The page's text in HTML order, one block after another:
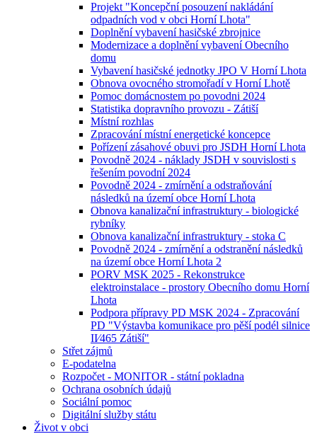
Projekt "Koncepční posouzení nakládání
odpadních vod v obci Horní Lhota"
Doplnění vybavení hasičské zbrojnice
Modernizace a doplnění vybavení Obecního
domu
Vybavení hasičské jednotky JPO V Horní Lhota
Obnova ovocného stromořadí v Horní Lhotě
Pomoc domácnostem po povodni 2024
Statistika dopravního provozu - Zátiší
Místní rozhlas
Zpracování místní energetické koncepce
Pořízení zásahové obuvi pro JSDH Horní Lhota
Povodně 2024 - náklady JSDH v souvislosti s
řešením povodní 2024
Povodně 2024 - zmírnění a odstraňování
následků na území obce Horní Lhota
Obnova kanalizační infrastruktury - biologické
rybníky
Obnova kanalizační infrastruktury - stoka C
Povodně 2024 - zmírnění a odstranění následků
na území obce Horní Lhota 2
PORV MSK 2025 - Rekonstrukce
elektroinstalace - prostory Obecního domu Horní
Lhota
Podpora přípravy PD MSK 2024 - Zpracování
PD "Výstavba komunikace pro pěší podél silnice
II⁄465 Zátiší"
Střet zájmů
E-podatelna
Rozpočet - MONITOR - státní pokladna
Ochrana osobních údajů
Sociální pomoc
Digitální služby státu
Život v obci